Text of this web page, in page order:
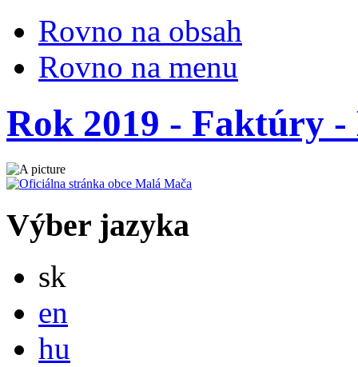
Rovno na obsah
Rovno na menu
Rok 2019 - Faktúry
Výber jazyka
sk
en
hu